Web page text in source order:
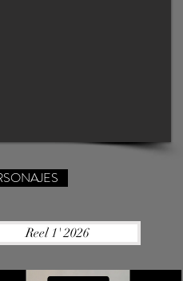
Reel 1' 2026